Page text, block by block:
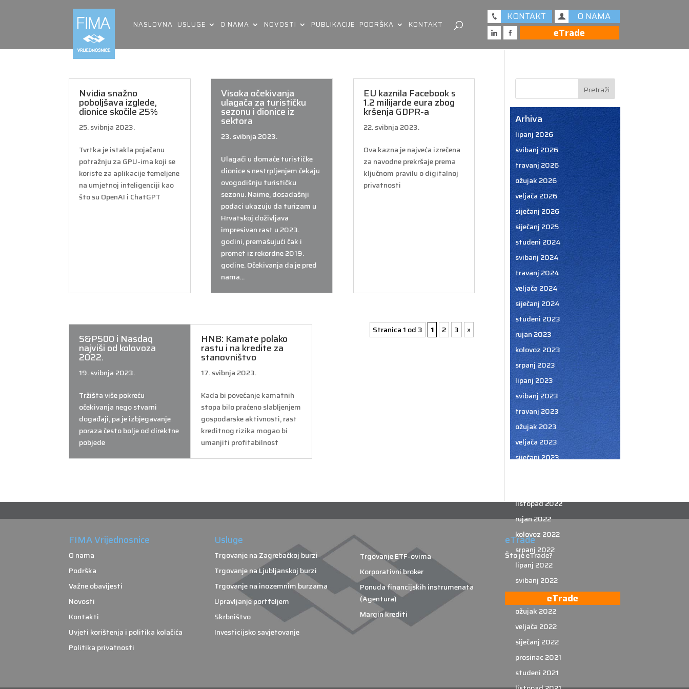
NASLOVNA USLUGE O NAMA NOVOSTI PUBLIKACIJE PODRŠKA KONTAKT
KONTAKT O NAMA
eTrade
Nvidia snažno
poboljšava izglede,
dionice skočile 25%
25. svibnja 2023.
Tvrtka je istakla pojačanu
potražnju za GPU-ima koji se
koriste za aplikacije temeljene
na umjetnoj inteligenciji kao
što su OpenAI i ChatGPT
Visoka očekivanja
ulagača za turističku
sezonu i dionice iz
sektora
23. svibnja 2023.
Ulagači u domaće turističke
dionice s nestrpljenjem čekaju
ovogodišnju turističku
sezonu. Naime, dosadašnji
podaci ukazuju da turizam u
Hrvatskoj doživljava
impresivan rast u 2023.
godini, premašujući čak i
promet iz rekordne 2019.
godine. Očekivanja da je pred
nama...
EU kaznila Facebook s
1.2 milijarde eura zbog
kršenja GDPR-a
22. svibnja 2023.
Ova kazna je najveća izrečena
za navodne prekršaje prema
ključnom pravilu o digitalnoj
privatnosti
S&P500 i Nasdaq
najviši od kolovoza
2022.
19. svibnja 2023.
Tržišta više pokreću
očekivanja nego stvarni
događaji, pa je izbjegavanje
poraza često bolje od direktne
pobjede
HNB: Kamate polako
rastu i na kredite za
stanovništvo
17. svibnja 2023.
Kada bi povećanje kamatnih
stopa bilo praćeno slabljenjem
gospodarske aktivnosti, rast
kreditnog rizika mogao bi
umanjiti profitabilnost
Stranica 1 od 3 1 2 3 »
Arhiva
lipanj 2026
svibanj 2026
travanj 2026
ožujak 2026
veljača 2026
siječanj 2026
siječanj 2025
studeni 2024
svibanj 2024
travanj 2024
veljača 2024
siječanj 2024
studeni 2023
rujan 2023
kolovoz 2023
srpanj 2023
lipanj 2023
svibanj 2023
travanj 2023
ožujak 2023
veljača 2023
siječanj 2023
listopad 2022
rujan 2022
kolovoz 2022
srpanj 2022
lipanj 2022
svibanj 2022
travanj 2022
ožujak 2022
veljača 2022
siječanj 2022
prosinac 2021
studeni 2021
FIMA Vrijednosnice
O nama
Podrška
Važne obavijesti
Novosti
Kontakti
Uvjeti korištenja i politika kolačića
Politika privatnosti
Usluge
Trgovanje na Zagrebačkoj burzi
Trgovanje na Ljubljanskoj burzi
Trgovanje na inozemnim burzama
Upravljanje portfeljem
Skrbništvo
Investicijsko savjetovanje
Trgovanje ETF-ovima
Korporativni broker
Ponuda financijskih instrumenata
(Agentura)
Margin krediti
eTrade
Što je eTrade?
eTrade